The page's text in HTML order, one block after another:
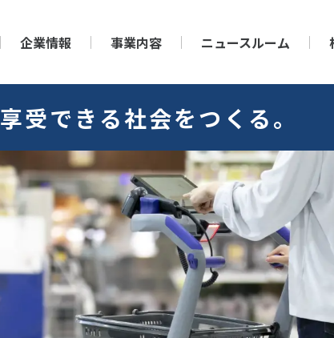
企業情報 事業内容 ニュースルーム
享受できる社会をつくる。